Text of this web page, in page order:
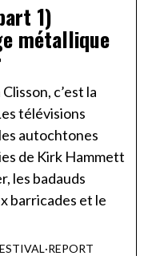
1)
métallique
c’est la
télévisions
autochtones
de Kirk Hammett
les badauds
barricades et le
·REPORT